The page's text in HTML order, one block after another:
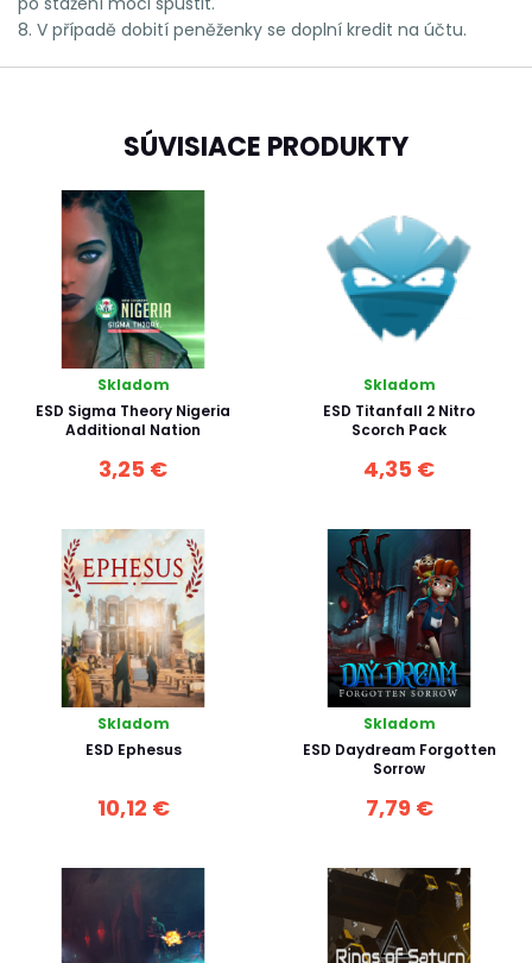
8. V případě dobití peněženky se doplní kredit na účtu.
SÚVISIACE PRODUKTY
Skladom
ESD Sigma Theory Nigeria
Additional Nation
3,25 €
Skladom
ESD Titanfall 2 Nitro
Scorch Pack
4,35 €
Skladom
ESD Ephesus
10,12 €
Skladom
ESD Daydream Forgotten
Sorrow
7,79 €